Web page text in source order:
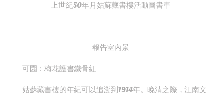
上世紀50年月姑蘇藏書樓活動圖書車
報告室內景
可園：梅花護書鐵骨紅
姑蘇藏書樓的年紀可以追溯到1914年。晚清之際，江南文